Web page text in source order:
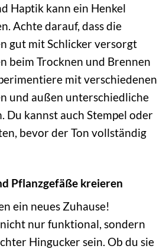
Haptik kann ein Henkel
Achte darauf, dass die
gut mit Schlicker versorgt
beim Trocknen und Brennen
mit verschiedenen
und außen unterschiedliche
Du kannst auch Stempel oder
bevor der Ton vollständig
Pflanzgefäße kreieren
ein neues Zuhause!
nur funktional, sondern
Hingucker sein. Ob du sie